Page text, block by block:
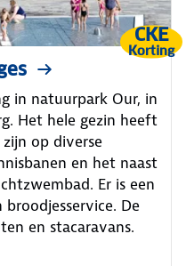
CKE
Korting
in natuurpark Our, in
Het hele gezin heeft
op diverse
en het naast
Er is een
De
en stacaravans.